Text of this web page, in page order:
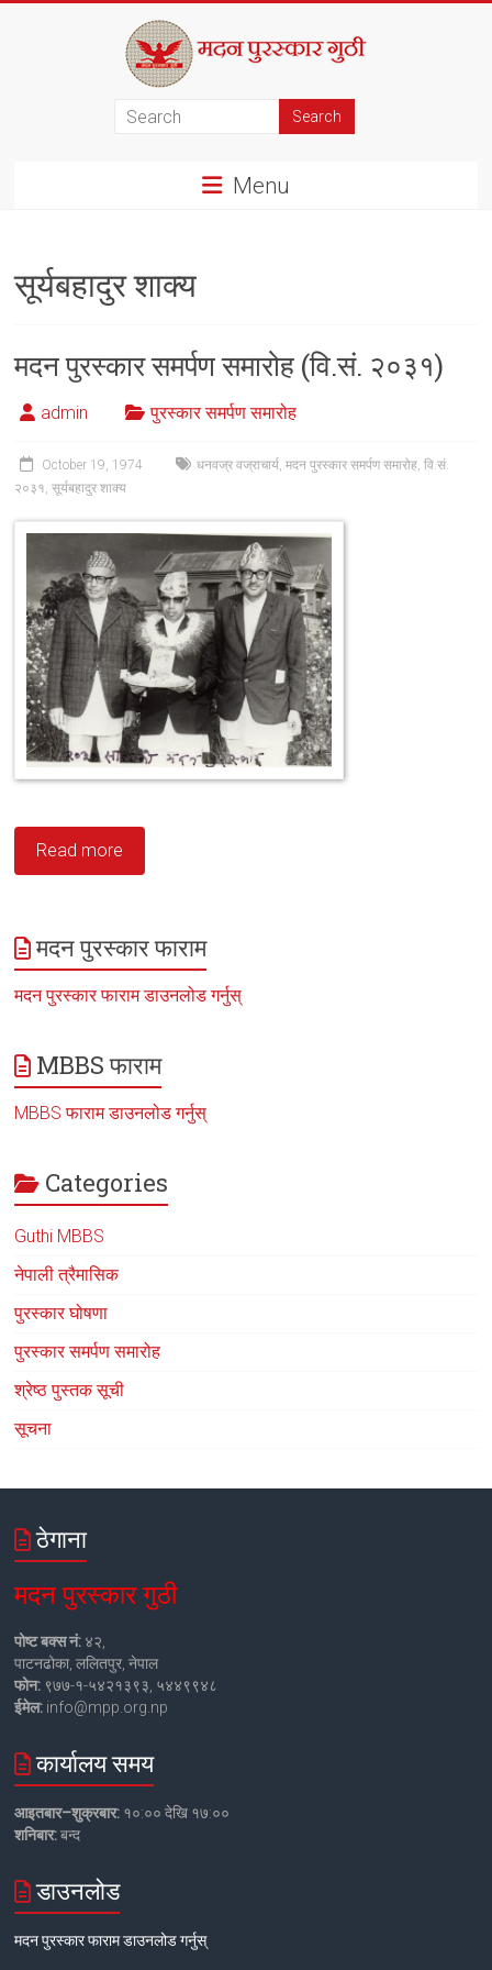
Menu
सूर्यबहादुर शाक्य
मदन पुरस्कार समर्पण समारोह (वि.सं. २०३१)
admin पुरस्कार समर्पण समारोह
October 19, 1974 धनवज्र वज्राचार्य,मदन पुरस्कार समर्पण समारोह,वि.सं.
२०३१,सूर्यबहादुर शाक्य
Read more
मदन पुरस्कार फाराम
मदन पुरस्कार फाराम डाउनलोड गर्नुस्
MBBS फाराम
MBBS फाराम डाउनलोड गर्नुस्
Categories
Guthi MBBS
नेपाली त्रैमासिक
पुरस्कार घोषणा
पुरस्कार समर्पण समारोह
श्रेष्ठ पुस्तक सूची
सूचना
ठेगाना
मदन पुरस्कार गुठी
पोष्ट बक्स नं: ४२,
पाटनढोका, ललितपुर, नेपाल
फोन: ९७७-१-५४२१३९३, ५४४९९४८
ईमेल: info@mpp.org.np
कार्यालय समय
आइतबार–शुक्रबार: १०:०० देखि १७:००
शनिबार:बन्द
डाउनलोड
मदन पुरस्कार फाराम डाउनलोड गर्नुस्